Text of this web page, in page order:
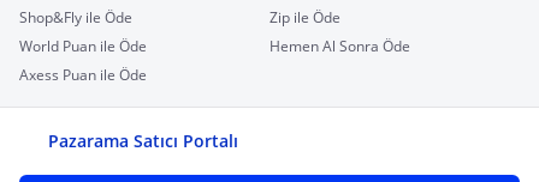
Shop&Fly ile Öde
Zip ile Öde
World Puan ile Öde
Hemen Al Sonra Öde
Axess Puan ile Öde
Pazarama Satıcı Portalı